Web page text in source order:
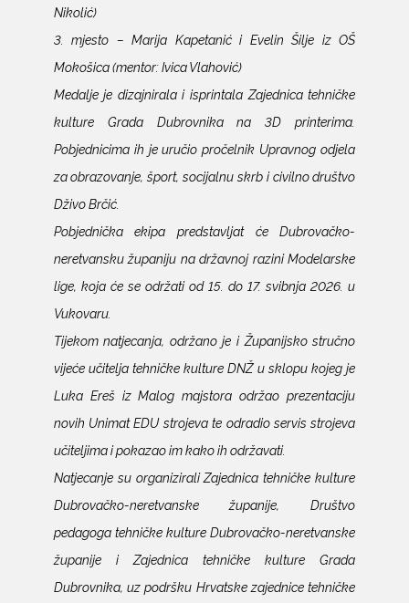
Nikolić)
3. mjesto – Marija Kapetanić i Evelin Šilje iz OŠ
Mokošica (mentor: Ivica Vlahović)
Medalje je dizajnirala i isprintala Zajednica tehničke
kulture Grada Dubrovnika na 3D printerima.
Pobjednicima ih je uručio pročelnik Upravnog odjela
za obrazovanje, šport, socijalnu skrb i civilno društvo
Dživo Brčić.
Pobjednička ekipa predstavljat će Dubrovačko-
neretvansku županiju na državnoj razini Modelarske
lige, koja će se održati od 15. do 17. svibnja 2026. u
Vukovaru.
Tijekom natjecanja, održano je i Županijsko stručno
vijeće učitelja tehničke kulture DNŽ u sklopu kojeg je
Luka Ereš iz Malog majstora održao prezentaciju
novih Unimat EDU strojeva te odradio servis strojeva
učiteljima i pokazao im kako ih održavati.
Natjecanje su organizirali Zajednica tehničke kulture
Dubrovačko-neretvanske županije, Društvo
pedagoga tehničke kulture Dubrovačko-neretvanske
županije i Zajednica tehničke kulture Grada
Dubrovnika, uz podršku Hrvatske zajednice tehničke